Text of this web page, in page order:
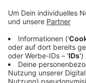
Bilanz. Alles sei
Coesfelder hatte
Vereine, Schüler,